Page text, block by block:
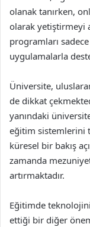
olanak tanırken,
olarak yetiştirmeyi
programları
uygulamalarla
Üniversite,
de dikkat
yanındaki
eğitim sistemlerini
küresel bir bakış
zamanda
artırmaktadır.
Eğitimde
ettiği bir diğer